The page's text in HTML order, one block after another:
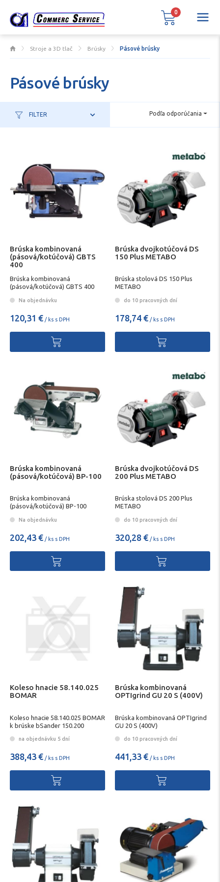
Stroje a 3D tlač Brúsky Pásové brúsky
Pásové brúsky
FILTER Podľa odporúčania
Brúska kombinovaná
(pásová/kotúčová) GBTS
400
Brúska kombinovaná
(pásová/kotúčová) GBTS 400
Na objednávku
120,31 € / ks s DPH
Brúska dvojkotúčová DS
150 Plus METABO
Brúska stolová DS 150 Plus
METABO
do 10 pracovných dní
178,74 € / ks s DPH
Brúska kombinovaná
(pásová/kotúčová) BP-100
Brúska kombinovaná
(pásová/kotúčová) BP-100
Na objednávku
202,43 € / ks s DPH
Brúska dvojkotúčová DS
200 Plus METABO
Brúska stolová DS 200 Plus
METABO
do 10 pracovných dní
320,28 € / ks s DPH
Koleso hnacie 58.140.025
BOMAR
Koleso hnacie 58.140.025 BOMAR
k brúske bSander 150.200
na objednávku 5 dní
388,43 € / ks s DPH
Brúska kombinovaná
OPTIgrind GU 20 S (400V)
Brúska kombinovaná OPTIgrind
GU 20 S (400V)
do 10 pracovných dní
441,33 € / ks s DPH
0